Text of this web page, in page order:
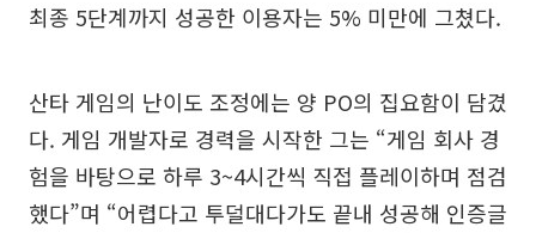
최종 5단계까지 성공한 이용자는 5% 미만에 그쳤다.
산타 게임의 난이도 조정에는 양 PO의 집요함이 담겼
다. 게임 개발자로 경력을 시작한 그는 “게임 회사 경
험을 바탕으로 하루 3~4시간씩 직접 플레이하며 점검
했다”며 “어렵다고 투덜대다가도 끝내 성공해 인증글